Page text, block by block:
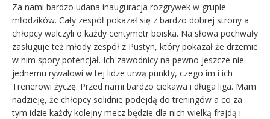
Za nami bardzo udana inauguracja rozgrywek w grupie
młodzików. Cały zespół pokazał się z bardzo dobrej strony a
chłopcy walczyli o każdy centymetr boiska. Na słowa pochwały
zasługuje też młody zespół z Pustyn, który pokazał że drzemie
w nim spory potencjał. Ich zawodnicy na pewno jeszcze nie
jednemu rywalowi w tej lidze urwą punkty, czego im i ich
Trenerowi życzę. Przed nami bardzo ciekawa i długa liga. Mam
nadzieję, że chłopcy solidnie podejdą do treningów a co za
tym idzie każdy kolejny mecz będzie dla nich wielką frajdą i